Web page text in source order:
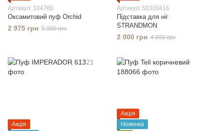
Артикул: 104760
Оксамитовий пуф Orchid
2 975 грн 5 950 грн
Артикул: 50300416
Підставка для ніг
STRANDMON
2 000 грн 4 000 грн
Акція
Акція
Новинка